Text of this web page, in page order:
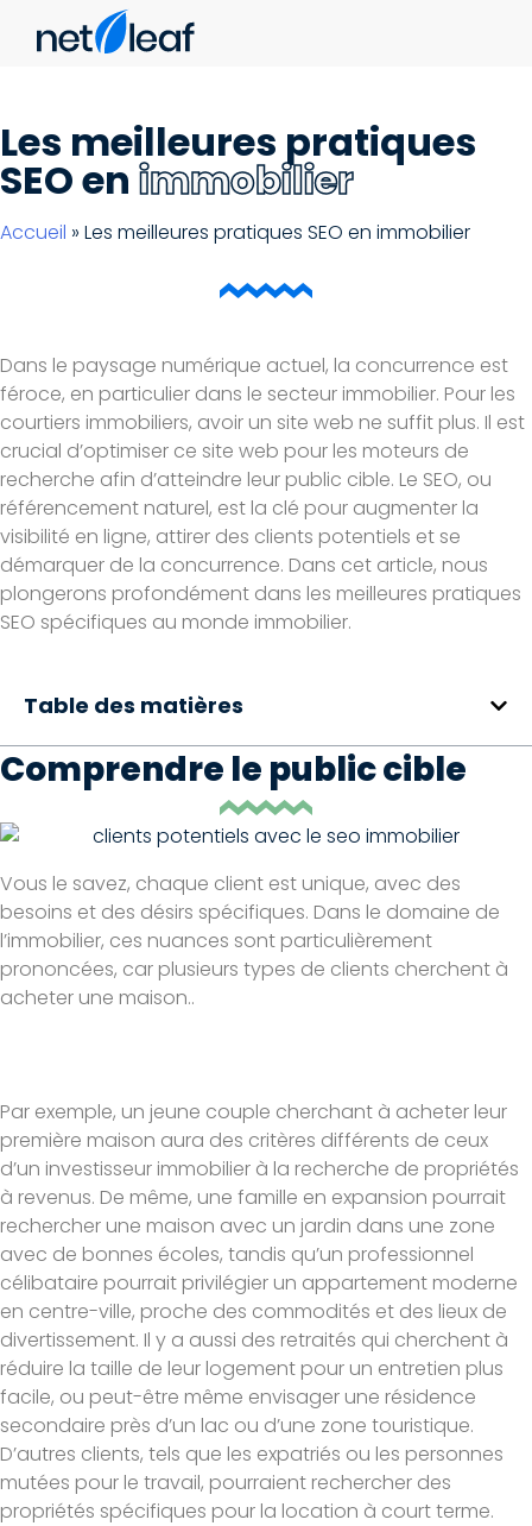
Les meilleures pratiques
SEO en immobilier
Accueil » Les meilleures pratiques SEO en immobilier
Dans le paysage numérique actuel, la concurrence est
féroce, en particulier dans le secteur immobilier. Pour les
courtiers immobiliers, avoir un site web ne suffit plus. Il est
crucial d’optimiser ce site web pour les moteurs de
recherche afin d’atteindre leur public cible. Le SEO, ou
référencement naturel, est la clé pour augmenter la
visibilité en ligne, attirer des clients potentiels et se
démarquer de la concurrence. Dans cet article, nous
plongerons profondément dans les meilleures pratiques
SEO spécifiques au monde immobilier.
Table des matières
Comprendre le public cible
Vous le savez, chaque client est unique, avec des
besoins et des désirs spécifiques. Dans le domaine de
l’immobilier, ces nuances sont particulièrement
prononcées, car plusieurs types de clients cherchent à
acheter une maison..
Par exemple, un jeune couple cherchant à acheter leur
première maison aura des critères différents de ceux
d’un investisseur immobilier à la recherche de propriétés
à revenus. De même, une famille en expansion pourrait
rechercher une maison avec un jardin dans une zone
avec de bonnes écoles, tandis qu’un professionnel
célibataire pourrait privilégier un appartement moderne
en centre-ville, proche des commodités et des lieux de
divertissement. Il y a aussi des retraités qui cherchent à
réduire la taille de leur logement pour un entretien plus
facile, ou peut-être même envisager une résidence
secondaire près d’un lac ou d’une zone touristique.
D’autres clients, tels que les expatriés ou les personnes
mutées pour le travail, pourraient rechercher des
propriétés spécifiques pour la location à court terme.